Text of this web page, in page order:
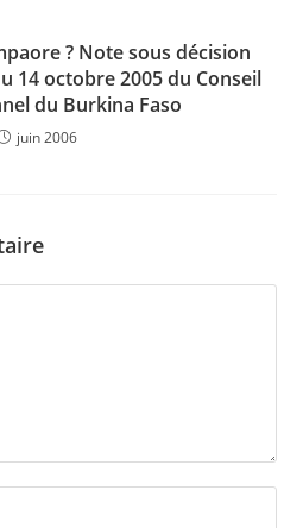
? Note sous décision
14 octobre 2005 du Conseil
du Burkina Faso
juin 2006